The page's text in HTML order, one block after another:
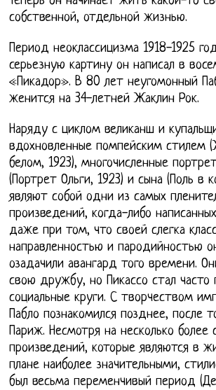
собственной, отдельной жизнью.
Период неоклассицизма 1918-1925
серьезную картину он написал в
«Пикадор». В 80 лет неугомонный
женится на 34-летней Жаклин Рок.
Наряду с циклом великанш и
вдохновленные помпейским стилем
белом, 1923), многочисленные
(Портрет Ольги, 1923) и сына (Поль в
являют собой одни из самых
произведений, когда-либо
даже при том, что своей слегка
направленностью и пародийностью
озадачили авангард того времени.
свою дружбу, но Пикассо стал часто
социальные круги. С творчеством
Пабло познакомился позднее, после
Париж. Несмотря на несколько более
произведений, которые являются в
плане наиболее значительными,
был весьма переменчивый период